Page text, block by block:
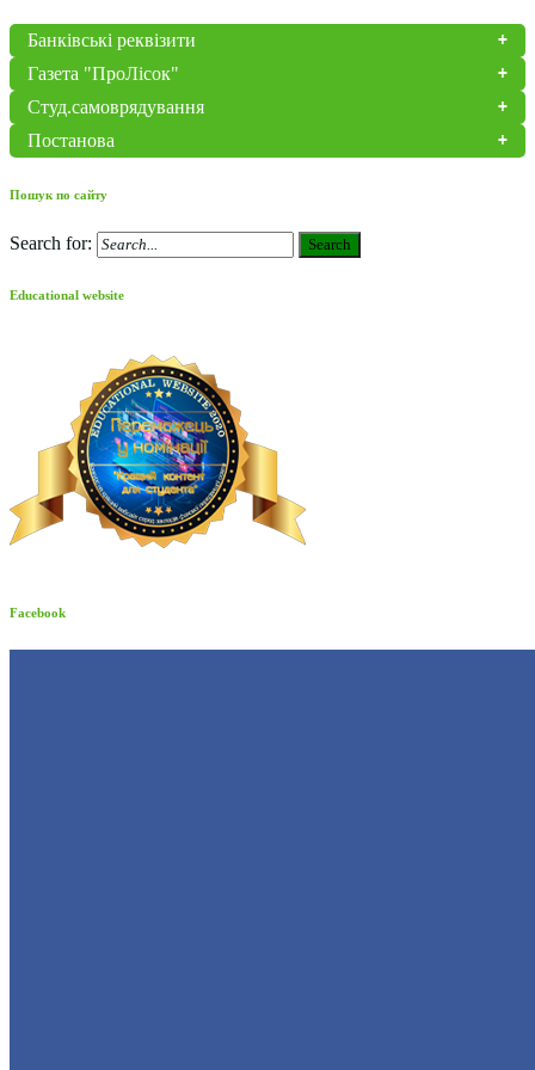
Банківські реквізити
Газета "ПроЛісок"
Студ.самоврядування
Постанова
Пошук по сайту
Search for: Search
Educational website
Facebook